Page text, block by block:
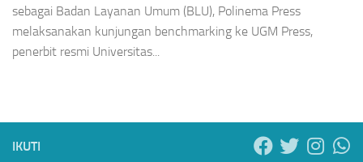
sebagai Badan Layanan Umum (BLU), Polinema Press
melaksanakan kunjungan benchmarking ke UGM Press,
penerbit resmi Universitas...
IKUTI